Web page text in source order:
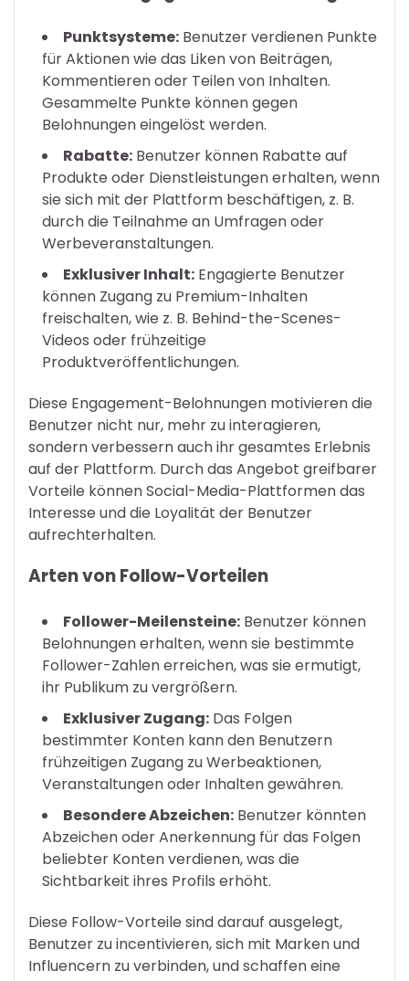
Punktsysteme: Benutzer verdienen Punkte
für Aktionen wie das Liken von Beiträgen,
Kommentieren oder Teilen von Inhalten.
Gesammelte Punkte können gegen
Belohnungen eingelöst werden.
Rabatte: Benutzer können Rabatte auf
Produkte oder Dienstleistungen erhalten, wenn
sie sich mit der Plattform beschäftigen, z. B.
durch die Teilnahme an Umfragen oder
Werbeveranstaltungen.
Exklusiver Inhalt: Engagierte Benutzer
können Zugang zu Premium-Inhalten
freischalten, wie z. B. Behind-the-Scenes-
Videos oder frühzeitige
Produktveröffentlichungen.
Diese Engagement-Belohnungen motivieren die
Benutzer nicht nur, mehr zu interagieren,
sondern verbessern auch ihr gesamtes Erlebnis
auf der Plattform. Durch das Angebot greifbarer
Vorteile können Social-Media-Plattformen das
Interesse und die Loyalität der Benutzer
aufrechterhalten.
Arten von Follow-Vorteilen
Follower-Meilensteine: Benutzer können
Belohnungen erhalten, wenn sie bestimmte
Follower-Zahlen erreichen, was sie ermutigt,
ihr Publikum zu vergrößern.
Exklusiver Zugang: Das Folgen
bestimmter Konten kann den Benutzern
frühzeitigen Zugang zu Werbeaktionen,
Veranstaltungen oder Inhalten gewähren.
Besondere Abzeichen: Benutzer könnten
Abzeichen oder Anerkennung für das Folgen
beliebter Konten verdienen, was die
Sichtbarkeit ihres Profils erhöht.
Diese Follow-Vorteile sind darauf ausgelegt,
Benutzer zu incentivieren, sich mit Marken und
Influencern zu verbinden, und schaffen eine